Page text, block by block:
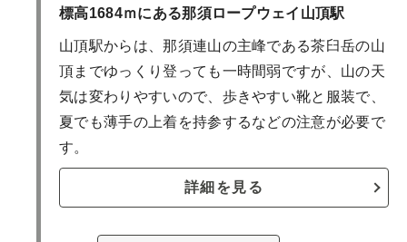
標高1684ｍにある那須ロープウェイ山頂駅
山頂駅からは、那須連山の主峰である茶臼岳の山
頂までゆっくり登っても一時間弱ですが、山の天
気は変わりやすいので、歩きやすい靴と服装で、
夏でも薄手の上着を持参するなどの注意が必要で
す。
詳細を見る